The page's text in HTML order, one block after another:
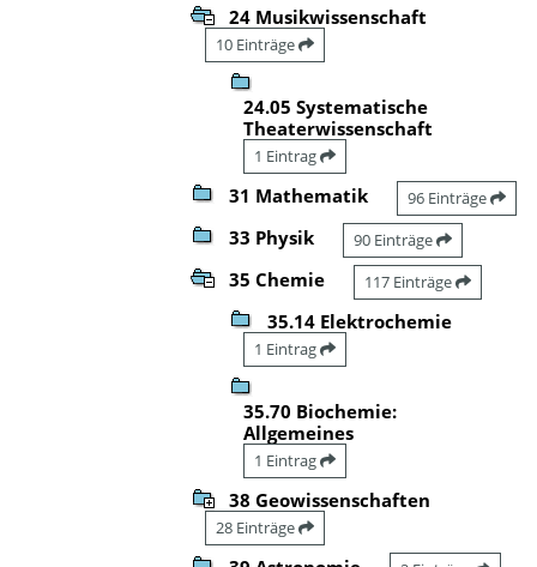
24 Musikwissenschaft
10 Einträge
24.05 Systematische
Theaterwissenschaft
1 Eintrag
31 Mathematik 96 Einträge
33 Physik 90 Einträge
35 Chemie 117 Einträge
35.14 Elektrochemie
1 Eintrag
35.70 Biochemie:
Allgemeines
1 Eintrag
38 Geowissenschaften
28 Einträge